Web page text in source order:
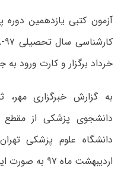
آزمون کتبی یازدهمین
خرداد برگزار و کارت ورود به جلسه از ۲۹ خرداد
به گزارش خبرگزاری
اردیبهشت ماه ۹۷ به صورت اینترنتی انجام شد.